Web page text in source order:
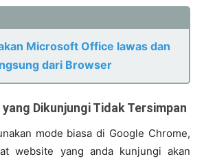
Microsoft Office lawas dan
dari Browser
Dikunjungi Tidak Tersimpan
mode biasa di Google Chrome,
website yang anda kunjungi akan